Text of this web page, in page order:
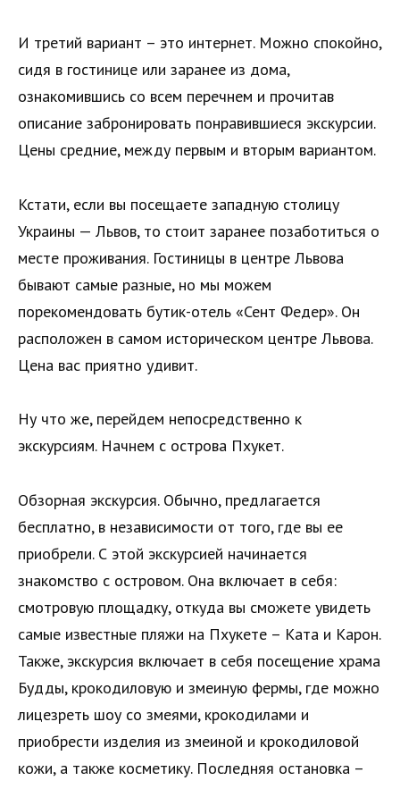
И третий вариант – это интернет. Можно спокойно,
сидя в гостинице или заранее из дома,
ознакомившись со всем перечнем и прочитав
описание забронировать понравившиеся экскурсии.
Цены средние, между первым и вторым вариантом.
Кстати, если вы посещаете западную столицу
Украины — Львов, то стоит заранее позаботиться о
месте проживания. Гостиницы в центре Львова
бывают самые разные, но мы можем
порекомендовать бутик-отель «Сент Федер». Он
расположен в самом историческом центре Львова.
Цена вас приятно удивит.
Ну что же, перейдем непосредственно к
экскурсиям. Начнем с острова Пхукет.
Обзорная экскурсия. Обычно, предлагается
бесплатно, в независимости от того, где вы ее
приобрели. С этой экскурсией начинается
знакомство с островом. Она включает в себя:
смотровую площадку, откуда вы сможете увидеть
самые известные пляжи на Пхукете – Ката и Карон.
Также, экскурсия включает в себя посещение храма
Будды, крокодиловую и змеиную фермы, где можно
лицезреть шоу со змеями, крокодилами и
приобрести изделия из змеиной и крокодиловой
кожи, а также косметику. Последняя остановка –